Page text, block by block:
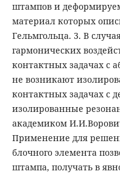
штампов и
материал которых
Гельмгольца. 3. В
гармонических
контактных задачах с
не возникают
контактных задачах
изолированные
академиком
Применение для
блочного элемента
штампа, получать в